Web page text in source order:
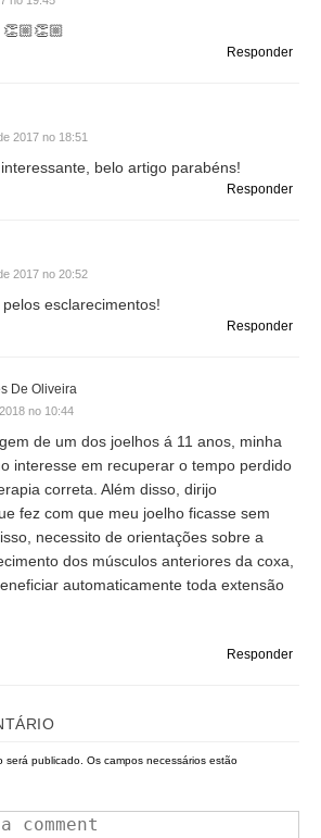
Responder
2017 no 18:51
belo artigo parabéns!
Responder
2017 no 20:52
esclarecimentos!
Responder
De Oliveira
no 10:44
de um dos joelhos á 11 anos, minha
interesse em recuperar o tempo perdido
correta. Além disso, dirijo
fez com que meu joelho ficasse sem
necessito de orientações sobre a
dos músculos anteriores da coxa,
automaticamente toda extensão
Responder
será publicado. Os campos necessários estão